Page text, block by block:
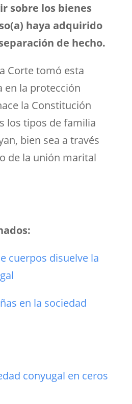
sobre los bienes
haya adquirido
de hecho.
Corte tomó esta
en la protección
la Constitución
los tipos de familia
bien sea a través
de la unión marital
cuerpos disuelve la
en la sociedad
conyugal en ceros